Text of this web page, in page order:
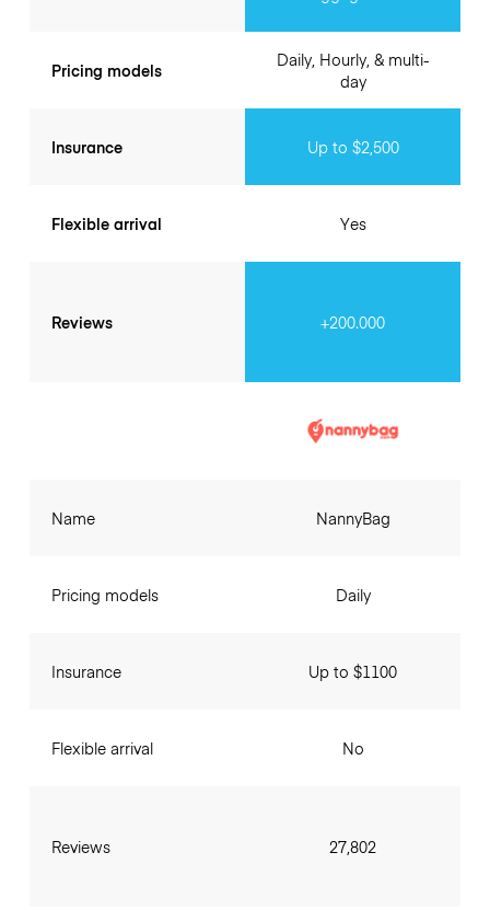
Pricing models
Insurance
Flexible arrival
Reviews
Daily, Hourly, & multi-
day
Up to $2,500
Yes
+200.000
Name
Pricing models
Insurance
Flexible arrival
Reviews
NannyBag
Daily
Up to $1100
No
27,802